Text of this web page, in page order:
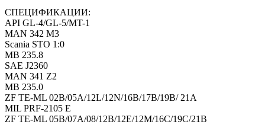
СПЕЦИФИКАЦИИ:
API GL-4/GL-5/MT-1
MAN 342 M3
Scania STO 1:0
MB 235.8
SAE J2360
MAN 341 Z2
MB 235.0
ZF TE-ML 02B/05A/12L/12N/16B/17B/19B/ 21A
MIL PRF-2105 E
ZF TE-ML 05B/07A/08/12B/12E/12M/16C/19C/21B